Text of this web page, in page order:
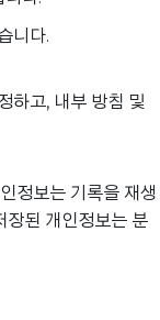
니다.
하고, 내부 방침 및
정보는 기록을 재생
장된 개인정보는 분